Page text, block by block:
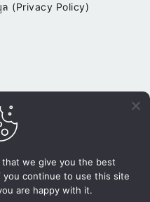
(Privacy Policy)
ยคี เชียงใหม่
we give you the best
continue to use this site
are happy with it.